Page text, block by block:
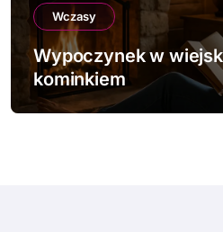
Wczasy
Wypoczynek w